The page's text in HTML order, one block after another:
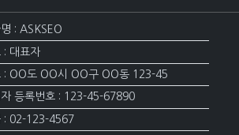
: ASKSEO
: 대표자
: OO도 OO시 OO구 OO동 123-45
등록번호 : 123-45-67890
: 02-123-4567